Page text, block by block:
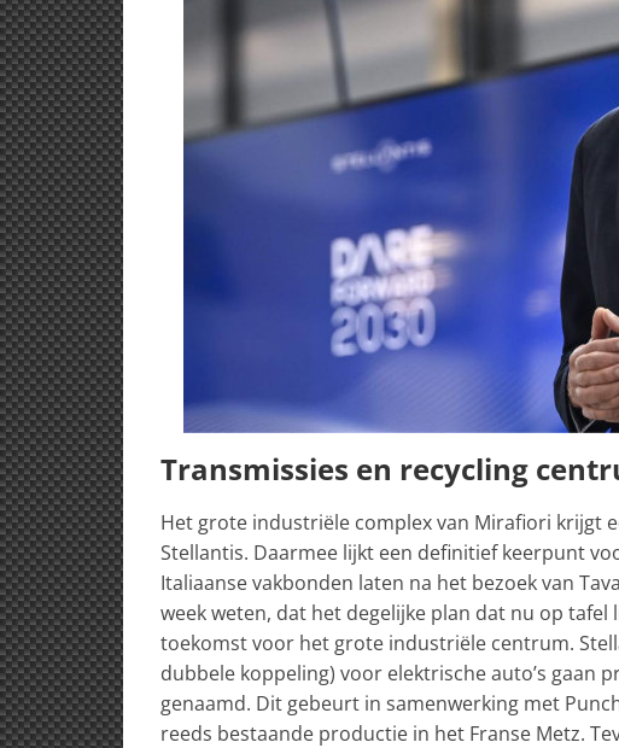
Transmissies en recycling
Het grote industriële complex van Mirafiori krijgt
Stellantis. Daarmee lijkt een definitief keerpunt
Italiaanse vakbonden laten na het bezoek van
week weten, dat het degelijke plan dat nu op
toekomst voor het grote industriële centrum.
dubbele koppeling) voor elektrische auto’s gaan
genaamd. Dit gebeurt in samenwerking met
reeds bestaande productie in het Franse Metz.